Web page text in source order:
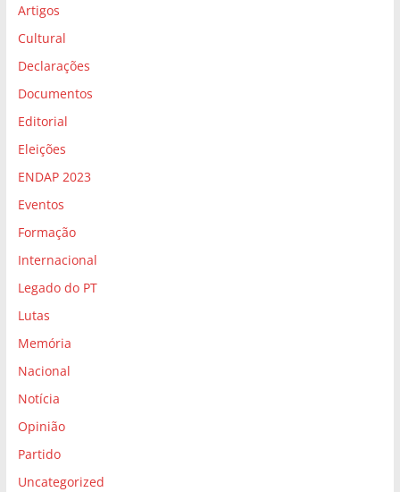
Artigos
Cultural
Declarações
Documentos
Editorial
Eleições
ENDAP 2023
Eventos
Formação
Internacional
Legado do PT
Lutas
Memória
Nacional
Notícia
Opinião
Partido
Uncategorized